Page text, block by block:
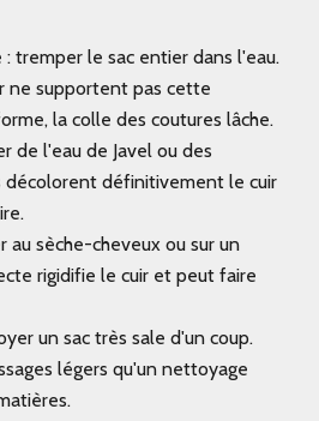
: tremper le sac entier dans l'eau.
ne supportent pas cette
la colle des coutures lâche.
de l'eau de Javel ou des
décolorent définitivement le cuir
au sèche-cheveux ou sur un
rigidifie le cuir et peut faire
un sac très sale d'un coup.
légers qu'un nettoyage